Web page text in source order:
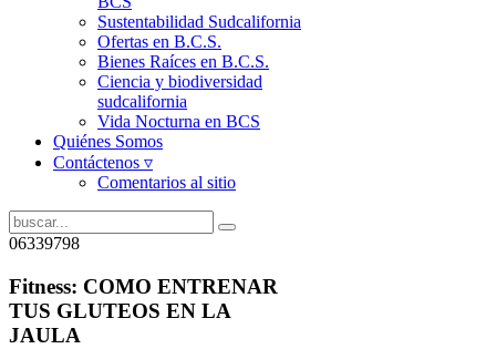
Sustentabilidad Sudcalifornia
Ofertas en B.C.S.
Bienes Raíces en B.C.S.
Ciencia y biodiversidad
sudcalifornia
Vida Nocturna en BCS
Quiénes Somos
Contáctenos ▿
Comentarios al sitio
06339798
Fitness: COMO ENTRENAR
TUS GLUTEOS EN LA
JAULA